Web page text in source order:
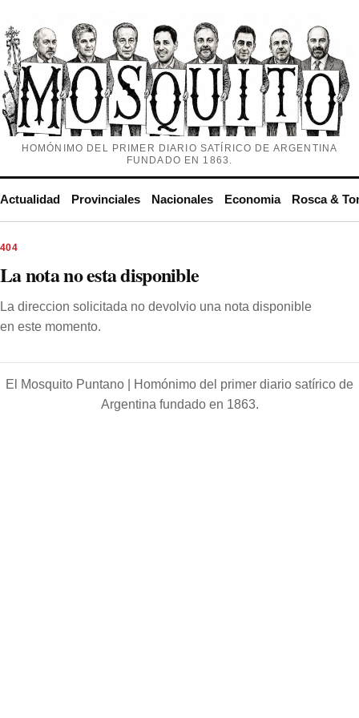
HOMÓNIMO DEL PRIMER DIARIO SATÍRICO DE ARGENTINA
FUNDADO EN 1863.
Actualidad Provinciales Nacionales Economia Rosca &
404
La nota no esta disponible
La direccion solicitada no devolvio una nota disponible
en este momento.
El Mosquito Puntano |
Homónimo del primer diario satírico de
Argentina fundado en 1863.